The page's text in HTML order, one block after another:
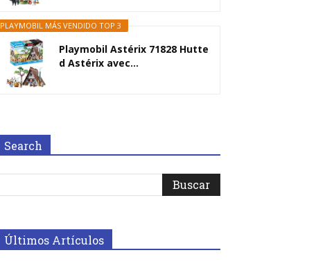
PLAYMOBIL MÁS VENDIDO TOP 3
Playmobil Astérix 71828 Hutte
d Astérix avec...
Search
Últimos Artículos